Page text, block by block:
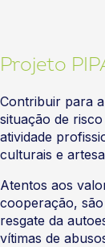
Projeto
Contribuir para
situação de
atividade
culturais e
Atentos aos
cooperação,
resgate da
vítimas de